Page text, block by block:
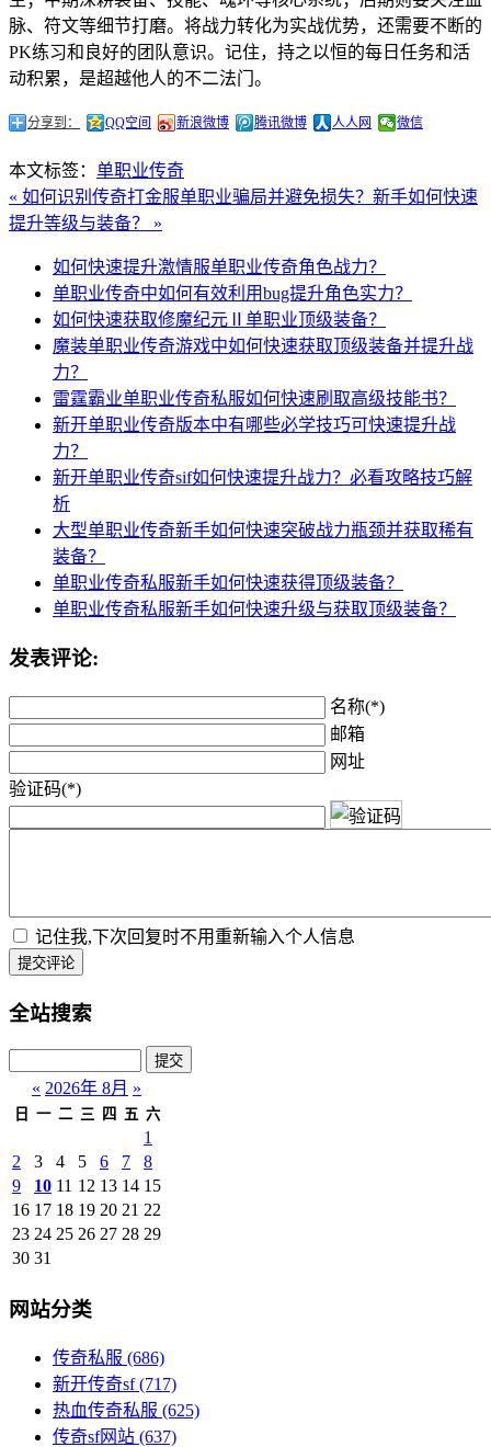
脉、符文等细节打磨。将战力转化为实战优势，还需要不断的
PK练习和良好的团队意识。记住，持之以恒的每日任务和活
动积累，是超越他人的不二法门。
分享到： QQ空间 新浪微博 腾讯微博 人人网 微信
本文标签： 单职业传奇
« 如何识别传奇打金服单职业骗局并避免损失？ 新手如何快速
提升等级与装备？ »
如何快速提升激情服单职业传奇角色战力？
单职业传奇中如何有效利用bug提升角色实力？
如何快速获取修魔纪元Ⅱ单职业顶级装备？
魔装单职业传奇游戏中如何快速获取顶级装备并提升战
力？
雷霆霸业单职业传奇私服如何快速刷取高级技能书？
新开单职业传奇版本中有哪些必学技巧可快速提升战
力？
新开单职业传奇sif如何快速提升战力？必看攻略技巧解
析
大型单职业传奇新手如何快速突破战力瓶颈并获取稀有
装备？
单职业传奇私服新手如何快速获得顶级装备？
单职业传奇私服新手如何快速升级与获取顶级装备？
发表评论:
名称(*)
邮箱
网址
验证码(*)
记住我,下次回复时不用重新输入个人信息
提交评论
全站搜索
« 2026年 8月 »
日 一 二 三 四 五 六
1
2
3 4 5 6 7
8
9
10 11 12 13 14 15
16 17 18 19 20 21 22
23 24 25 26 27 28 29
30 31
网站分类
传奇私服 (686)
新开传奇sf(717)
热血传奇私服 (625)
传奇sf网站 (637)